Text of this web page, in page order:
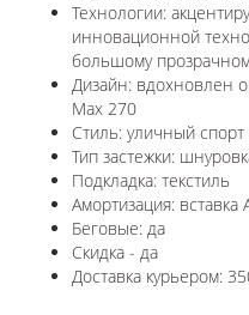
Технологии:
инновационной
большому
Дизайн: вдохновлен
Max 270
Стиль: уличный спорт
Тип застежки:
Подкладка: текстиль
Амортизация: вставка
Беговые: да
Скидка - да
Доставка курьером: